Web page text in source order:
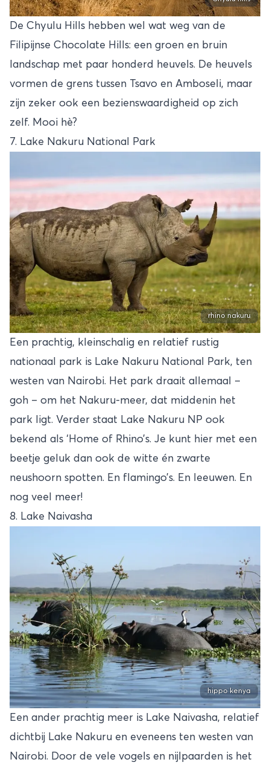
De Chyulu Hills hebben wel wat weg van de
Filipijnse Chocolate Hills: een groen en bruin
landschap met paar honderd heuvels. De heuvels
vormen de grens tussen Tsavo en Amboseli, maar
zijn zeker ook een bezienswaardigheid op zich
zelf. Mooi hè?
7. Lake Nakuru National Park
rhino nakuru
Een prachtig, kleinschalig en relatief rustig
nationaal park is Lake Nakuru National Park, ten
westen van Nairobi. Het park draait allemaal –
goh – om het Nakuru-meer, dat middenin het
park ligt. Verder staat Lake Nakuru NP ook
bekend als ‘Home of Rhino’s. Je kunt hier met een
beetje geluk dan ook de witte én zwarte
neushoorn spotten. En flamingo’s. En leeuwen. En
nog veel meer!
8. Lake Naivasha
hippo kenya
Een ander prachtig meer is Lake Naivasha, relatief
dichtbij Lake Nakuru en eveneens ten westen van
Nairobi. Door de vele vogels en nijlpaarden is het